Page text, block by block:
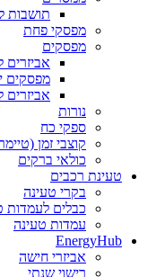
תושבות
מפסקי פחת
מפסקים
אביזרים
מפסקים
אביזרים
נורות
ספקי כח
קוצבי זמן
כולאי ברקים
טעינת רכבים
בקרי טעינה
כבלים לעמדות
עמדות טעינה
EnergyHub
אביזרי חישה
רישוי שנתי